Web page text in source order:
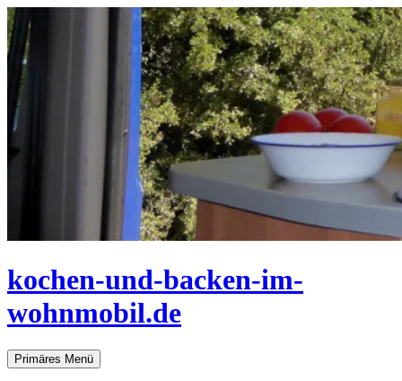
Zum
Inhalt
springen
kochen-und-backen-im-
wohnmobil.de
Suchen
Primäres Menü